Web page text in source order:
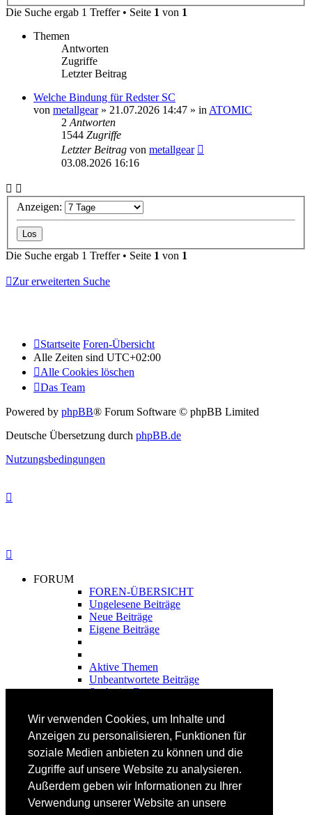
Wir verwenden Cookies, um Inhalte und
Anzeigen zu personalisieren, Funktionen für
soziale Medien anbieten zu können und die
Zugriffe auf unsere Website zu analysieren.
Außerdem geben wir Informationen zu Ihrer
Verwendung unserer Website an unsere
Die Suche ergab 1 Treffer • Seite 1 von 1
Themen
Antworten
Zugriffe
Letzter Beitrag
Welche Bindung für Redster SC
von metallgear» 21.07.2026 14:47 » in ATOMIC
2 Antworten
1544 Zugriffe
Letzter Beitrag von metallgear
03.08.2026 16:16
Anzeigen:
Die Suche ergab 1 Treffer • Seite 1 von 1
Zur erweiterten Suche
Startseite Foren-Übersicht
Alle Zeiten sind UTC+02:00
Alle Cookies löschen
Das Team
Powered by phpBB® Forum Software © phpBB Limited
Deutsche Übersetzung durch phpBB.de
Nutzungsbedingungen
FORUM
FOREN-ÜBERSICHT
Ungelesene Beiträge
Neue Beiträge
Eigene Beiträge
Aktive Themen
Unbeantwortete Beiträge
Suche im Forum
FAHRTECHNIK
Fortgeschrittene
Lehrplan
Videoanalyse
SKI